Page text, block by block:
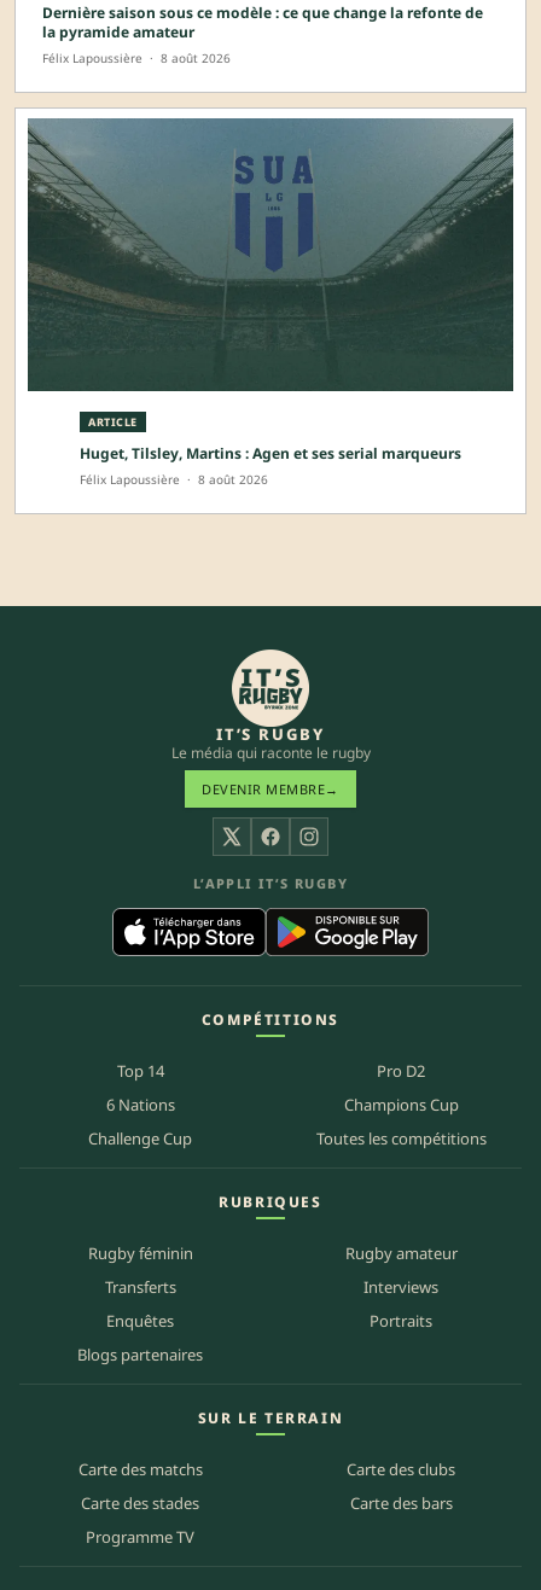
Dernière saison sous ce modèle : ce que change la refonte de
la pyramide amateur
Félix Lapoussière · 8 août 2026
ARTICLE
Huget, Tilsley, Martins : Agen et ses serial marqueurs
Félix Lapoussière · 8 août 2026
IT’S RUGBY
Le média qui raconte le rugby
DEVENIR MEMBRE→
X FacebookInstagram
L’APPLI IT’S RUGBY
COMPÉTITIONS
Top 14
Pro D2
6 Nations
Champions Cup
Challenge Cup
Toutes les compétitions
RUBRIQUES
Rugby féminin
Rugby amateur
Transferts
Interviews
Enquêtes
Portraits
Blogs partenaires
SUR LE TERRAIN
Carte des matchs
Carte des clubs
Carte des stades
Carte des bars
Programme TV